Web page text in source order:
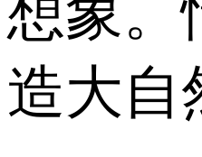
想象。
造大自